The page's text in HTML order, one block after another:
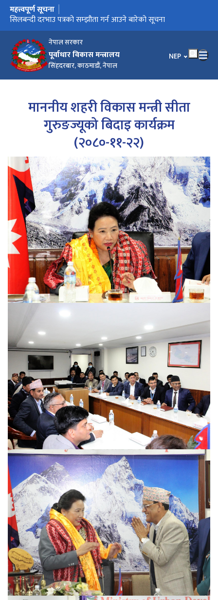
नेपाल सरकार
पूर्वाधार विकास मन्त्रालय
सिंहदरबार, काठमाडौं, नेपाल
भाषा चयन गर्नुहोस्
NEP
मुख्य नेभिगेसनमा जानुहोस्
महत्त्वपूर्ण सूचना
प्रेस विज्ञप्ति (प्रकाशन मिति : २०८३-०१-१३)
प्रेस विज्ञप्ति (प्रकाशन मिति : २०८३-०१-११)
सिलबन्दी दरभाउ पत्रको सम्झौता गर्न आउने बारेको सूचना
गुनासो हटलाइन सेवा सञ्‍चालन सम्बन्धी सूचना
हराएका/चोरी भएका जिन्सी सामानहरूका बारे सार्वजनिक सूचना
माननीय शहरी विकास मन्त्री सीता
गुरुङज्यूको बिदाइ कार्यक्रम
(२०८०-११-२२)